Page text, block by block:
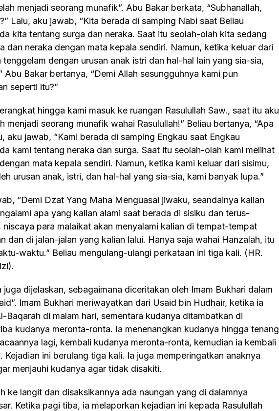
menjadi seorang munafik”. Abu Bakar berkata, “Subhanallah,
Lalu, aku jawab, “Kita berada di samping Nabi saat Beliau
kita tentang surga dan neraka. Saat itu seolah-olah kita sedang
dan neraka dengan mata kepala sendiri. Namun, ketika keluar dari
tenggelam dengan urusan anak istri dan hal-hal lain yang sia-sia,
Abu Bakar bertanya, “Demi Allah sesungguhnya kami pun
seperti itu?”
menjadi seorang munafik wahai Rasulullah!” Beliau bertanya, “Apa
aku jawab, “Kami berada di samping Engkau saat Engkau
kami tentang neraka dan surga. Saat itu seolah-olah kami melihat
mata kepala sendiri. Namun, ketika kami keluar dari sisimu,
urusan anak, istri, dan hal-hal yang sia-sia, kami banyak lupa.”
apa yang kalian alami saat berada di sisiku dan terus-
niscaya para malaikat akan menyalami kalian di tempat-tempat
dan di jalan-jalan yang kalian lalui. Hanya saja wahai Hanzalah, itu
waktu.” Beliau mengulang-ulangi perkataan ini tiga kali. (HR.
Imam Bukhari meriwayatkan dari Usaid bin Hudhair, ketika ia
Baqarah di malam hari, sementara kudanya ditambatkan di
kudanya meronta-ronta. Ia menenangkan kudanya hingga tenang
lagi, kembali kudanya meronta-ronta, kemudian ia kembali
Kejadian ini berulang tiga kali. Ia juga memperingatkan anaknya
menjauhi kudanya agar tidak disakiti.
Ketika pagi tiba, ia melaporkan kejadian ini kepada Rasulullah